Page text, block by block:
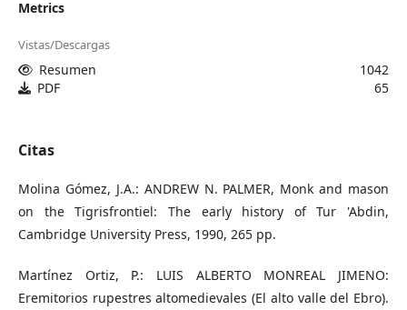
Metrics
Vistas/Descargas
Resumen
1042
PDF
65
Citas
Molina Gómez, J.A.: ANDREW N. PALMER, Monk and mason
on the Tigrisfrontiel: The early history of Tur 'Abdin,
Cambridge University Press, 1990, 265 pp.
Martínez Ortiz, P.: LUIS ALBERTO MONREAL JIMENO:
Eremitorios rupestres altomedievales (El alto valle del Ebro).